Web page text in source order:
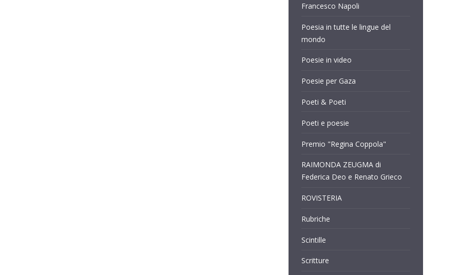
Francesco Napoli
Poesia in tutte le lingue del
mondo
Poesie in video
Poesie per Gaza
Poeti & Poeti
Poeti e poesie
Premio "Regina Coppola"
RAIMONDA ZEUGMA di
Federica Deo e Renato Grieco
ROVISTERIA
Rubriche
Scintille
Scritture